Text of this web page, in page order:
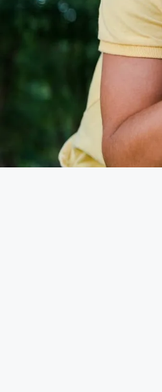
Faut-il
ses